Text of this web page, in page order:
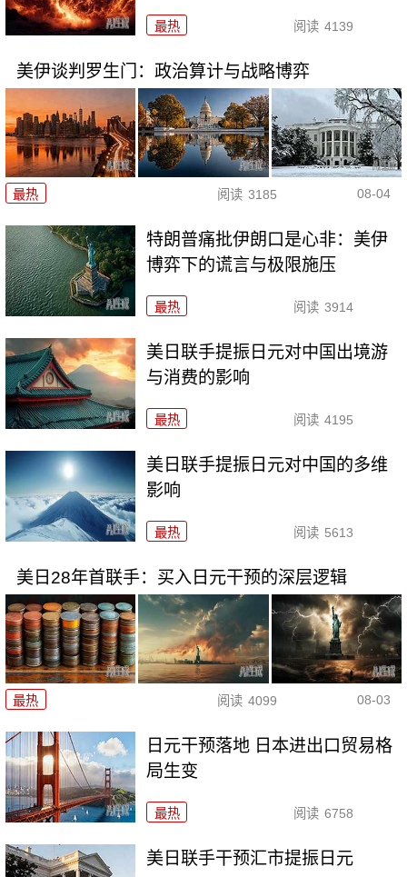
最热 阅读 4139
美伊谈判罗生门：政治算计与战略博弈
最热 阅读 3185 08-04
特朗普痛批伊朗口是心非：美伊
博弈下的谎言与极限施压
最热 阅读 3914
美日联手提振日元对中国出境游
与消费的影响
最热 阅读 4195
美日联手提振日元对中国的多维
影响
最热 阅读 5613
美日28年首联手：买入日元干预的深层逻辑
最热 阅读 4099 08-03
日元干预落地 日本进出口贸易格
局生变
最热 阅读 6758
美日联手干预汇市提振日元